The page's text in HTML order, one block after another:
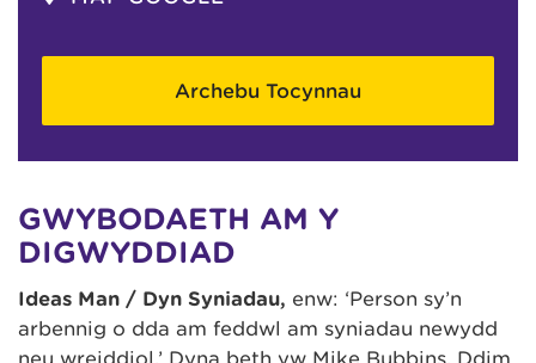
Archebu Tocynnau
GWYBODAETH AM Y
DIGWYDDIAD
Ideas Man / Dyn Syniadau, enw: ‘Person sy’n
arbennig o dda am feddwl am syniadau newydd
neu wreiddiol.’ Dyna beth yw Mike Bubbins. Ddim